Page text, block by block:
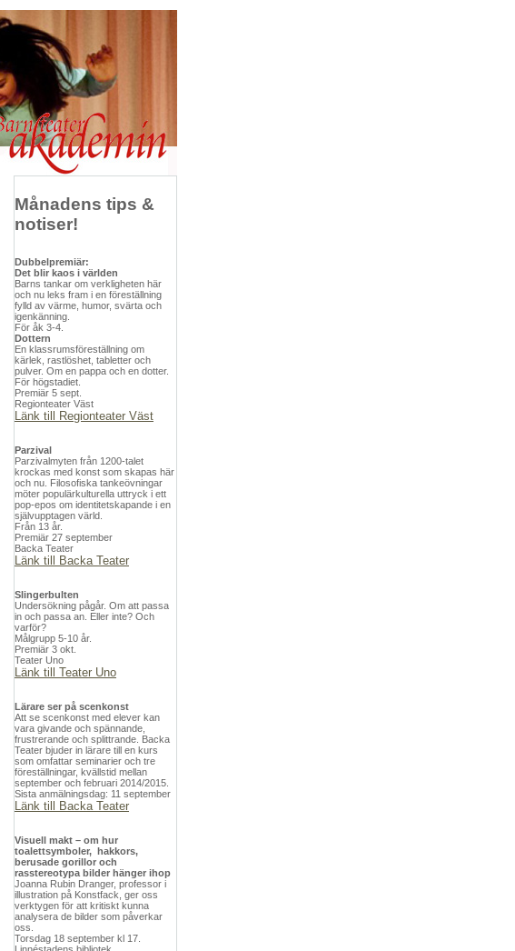
Månadens tips &
notiser!
Dubbelpremiär:
Det blir kaos i världen
Barns tankar om verkligheten här
och nu leks fram i en föreställning
fylld av värme, humor, svärta och
igenkänning.
För åk 3-4.
Dottern
En klassrumsföreställning om
kärlek, rastlöshet, tabletter och
pulver. Om en pappa och en dotter.
För högstadiet.
Premiär 5 sept.
Regionteater Väst
Länk till Regionteater Väst
Parzival
Parzivalmyten från 1200-talet
krockas med konst som skapas här
och nu. Filosofiska tankeövningar
möter populärkulturella uttryck i ett
pop-epos om identitetskapande i en
självupptagen värld.
Från 13 år.
Premiär 27 september
Backa Teater
Länk till Backa Teater
Slingerbulten
Undersökning pågår. Om att passa
in och passa an. Eller inte? Och
varför?
Målgrupp 5-10 år.
Premiär 3 okt.
Teater Uno
Länk till Teater Uno
Lärare ser på scenkonst
Att se scenkonst med elever kan
vara givande och spännande,
frustrerande och splittrande. Backa
Teater bjuder in lärare till en kurs
som omfattar seminarier och tre
föreställningar, kvällstid mellan
september och februari 2014/2015.
Sista anmälningsdag: 11 september
Länk till Backa Teater
Visuell makt – om hur
toalettsymboler, hakkors,
berusade gorillor och
rasstereotypa bilder hänger ihop
Joanna Rubin Dranger, professor i
illustration på Konstfack, ger oss
verktygen för att kritiskt kunna
analysera de bilder som påverkar
oss.
Torsdag 18 september kl 17.